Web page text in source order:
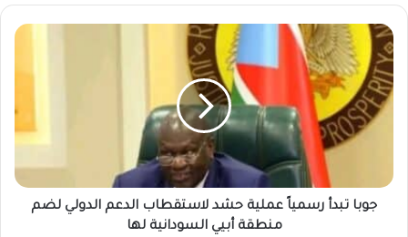
جوبا
تبدأ
رسمياً
عملية
حشد
لاستقطاب
لضم
منطقة
جوبا تبدأ رسمياً عملية حشد لاستقطاب الدعم الدولي لضم
منطقة أبيي السودانية لها